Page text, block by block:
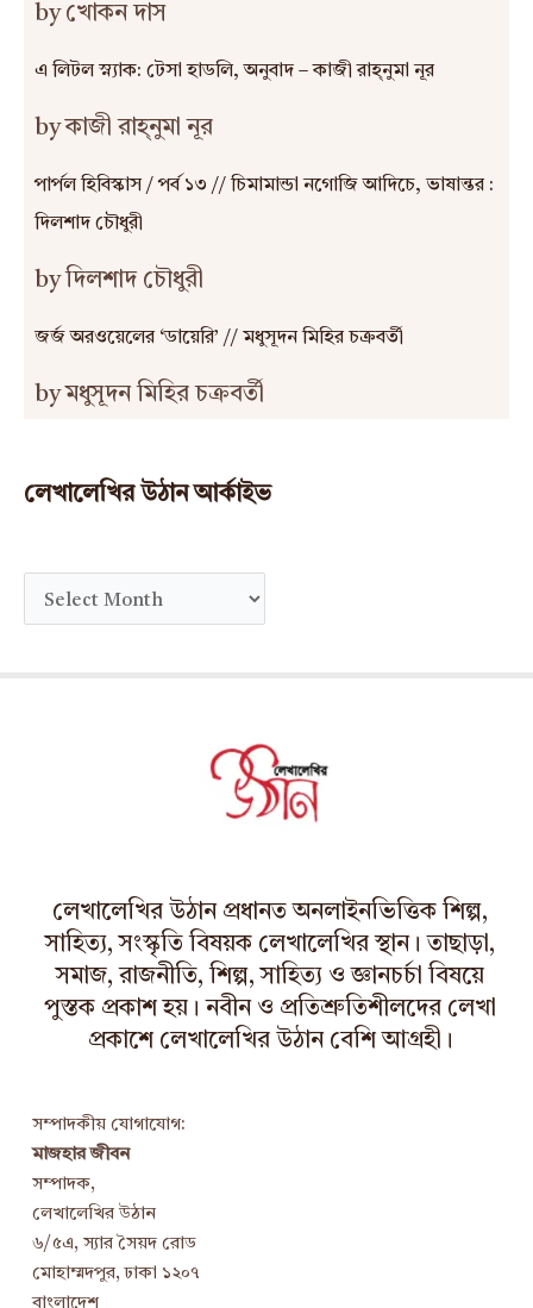
by খোকন দাস
এ লিটল স্ন্যাক: টেসা হাডলি, অনুবাদ – কাজী রাহ্‌নুমা নূর
by কাজী রাহ্‌নুমা নূর
পার্পল হিবিস্কাস / পর্ব ১৩ // চিমামান্ডা নগোজি আদিচে, ভাষান্তর :
দিলশাদ চৌধুরী
by দিলশাদ চৌধুরী
জর্জ অরওয়েলের ‘ডায়েরি’ // মধুসূদন মিহির চক্রবর্তী
by মধুসূদন মিহির চক্রবর্তী
লেখালেখির উঠান আর্কাইভ
r
লেখালেখির উঠান প্রধানত অনলাইনভিত্তিক শিল্প,
সাহিত্য, সংস্কৃতি বিষয়ক লেখালেখির স্থান। তাছাড়া,
সমাজ, রাজনীতি, শিল্প, সাহিত্য ও জ্ঞানচর্চা বিষয়ে
পুস্তক প্রকাশ হয়। নবীন ও প্রতিশ্রুতিশীলদের লেখা
প্রকাশে লেখালেখির উঠান বেশি আগ্রহী।
সম্পাদকীয় যোগাযোগ:
মাজহার জীবন
সম্পাদক,
লেখালেখির উঠান
৬/৫এ, স্যার সৈয়দ রোড
মোহাম্মদপুর, ঢাকা ১২০৭
বাংলাদেশ